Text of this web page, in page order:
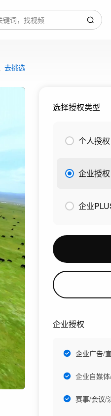
去挑选
选择授权类型
个人授权
企业授权
企业
企业授权
企业广告/
企业自媒
赛事/会议/